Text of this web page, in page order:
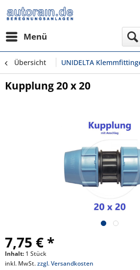
Menü
Übersicht UNIDELTA
Kupplung 20 x 20
7,75 € *
Inhalt: 1 Stück
inkl. MwSt.zzgl. Versandkosten